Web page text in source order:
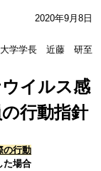
2020年9月8日
大学学長 近藤 研至
イルス感
行動指針
の行動
た場合